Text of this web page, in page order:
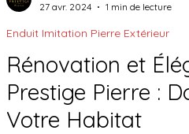
Rénovation Façade Maison
Rénovation et
Prestige Pierre :
Votre Habitat
Enduit Imitation Pierre Extérieur
27 avr. 2024
1 min de lecture